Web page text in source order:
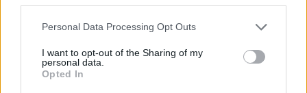
Personal Data Processing Opt Outs
I want to opt-out of the Sharing of my
personal data.
Opted In